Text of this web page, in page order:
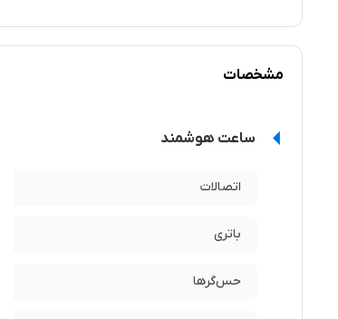
مشخصات
ساعت هوشمند
اتصالات
باتری
حس‌گرها